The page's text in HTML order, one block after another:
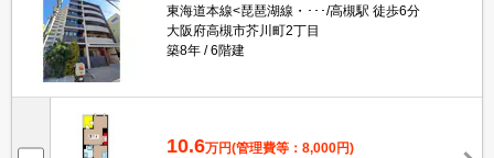
東海道本線<琵琶湖線・･･･/高槻駅 徒歩6分
大阪府高槻市芥川町2丁目
築8年
6階建
10.6万円(管理費等：8,000円)